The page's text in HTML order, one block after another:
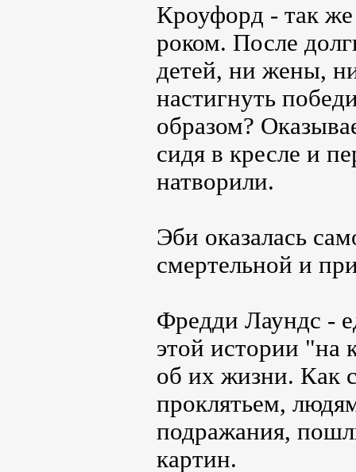
Кроуфорд - так
роком. После
детей, ни жены,
настигнуть
образом?
сидя в кресле и
натворили.
Эби оказалась
смертельной и
Фредди Лаундс -
этой истории "на
об их жизни. Как
проклятьем,
подражания,
картин.